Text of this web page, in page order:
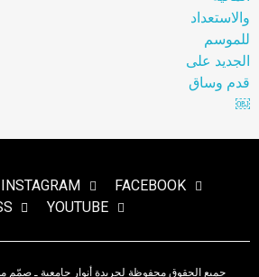
FACEBOOK
INSTAGRAM
YOUTUBE
جميع الحقوق محفوظة لجريدة أنوار جامعية ـ صمّم